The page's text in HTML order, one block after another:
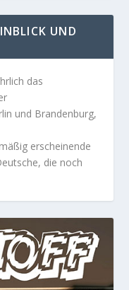
UND
das
und Brandenburg,
erscheinende
die noch